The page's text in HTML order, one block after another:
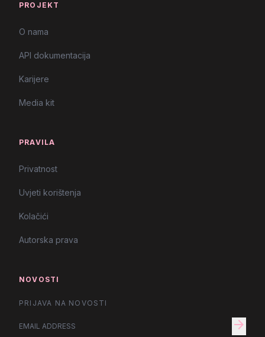
PROJEKT
O nama
API dokumentacija
Karijere
Media kit
PRAVILA
Privatnost
Uvjeti korištenja
Kolačići
Autorska prava
NOVOSTI
PRIJAVA NA NOVOSTI
arrow_forward